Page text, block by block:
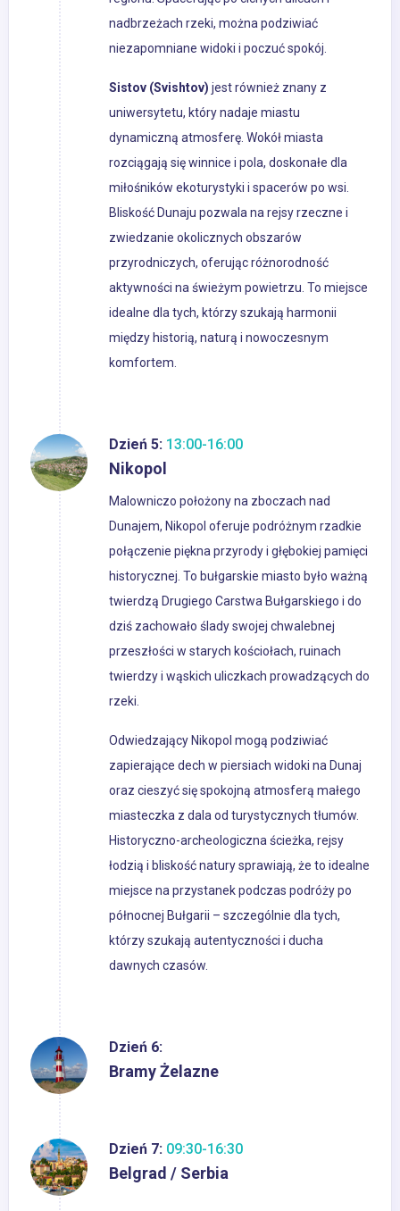
nadbrzeżach rzeki, można podziwiać
niezapomniane widoki i poczuć spokój.
Sistov (Svishtov) jest również znany z
uniwersytetu, który nadaje miastu
dynamiczną atmosferę. Wokół miasta
rozciągają się winnice i pola, doskonałe dla
miłośników ekoturystyki i spacerów po wsi.
Bliskość Dunaju pozwala na rejsy rzeczne i
zwiedzanie okolicznych obszarów
przyrodniczych, oferując różnorodność
aktywności na świeżym powietrzu. To miejsce
idealne dla tych, którzy szukają harmonii
między historią, naturą i nowoczesnym
komfortem.
Dzień 5: 13:00-16:00
Nikopol
Malowniczo położony na zboczach nad
Dunajem, Nikopol oferuje podróżnym rzadkie
połączenie piękna przyrody i głębokiej pamięci
historycznej. To bułgarskie miasto było ważną
twierdzą Drugiego Carstwa Bułgarskiego i do
dziś zachowało ślady swojej chwalebnej
przeszłości w starych kościołach, ruinach
twierdzy i wąskich uliczkach prowadzących do
rzeki.
Odwiedzający Nikopol mogą podziwiać
zapierające dech w piersiach widoki na Dunaj
oraz cieszyć się spokojną atmosferą małego
miasteczka z dala od turystycznych tłumów.
Historyczno-archeologiczna ścieżka, rejsy
łodzią i bliskość natury sprawiają, że to idealne
miejsce na przystanek podczas podróży po
północnej Bułgarii – szczególnie dla tych,
którzy szukają autentyczności i ducha
dawnych czasów.
Dzień 6:
Bramy Żelazne
Dzień 7: 09:30-16:30
Belgrad / Serbia